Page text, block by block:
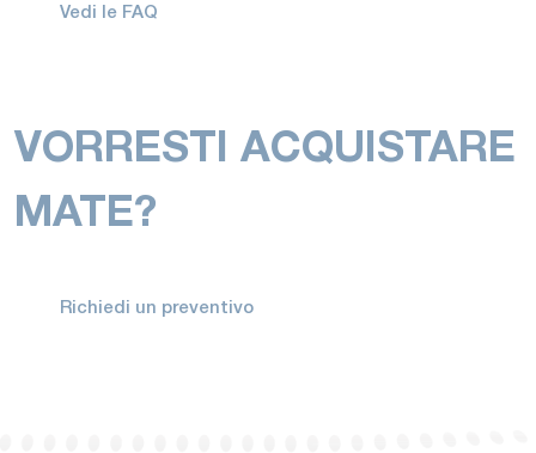
Vedi le FAQ
VORRESTI ACQUISTARE
MATE?
Richiedi un preventivo